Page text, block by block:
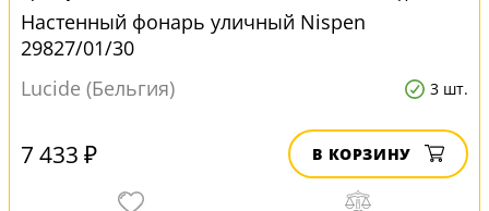
Настенный фонарь уличный Nispen
29827/01/30
Lucide (Бельгия)
3 шт.
7 433 ₽ В КОРЗИНУ